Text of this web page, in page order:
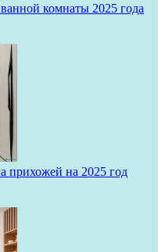
комнаты 2025 года
прихожей на 2025 год